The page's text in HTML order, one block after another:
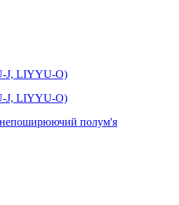
J, LIYYU-O)
J, LIYYU-O)
непоширюючий полум'я